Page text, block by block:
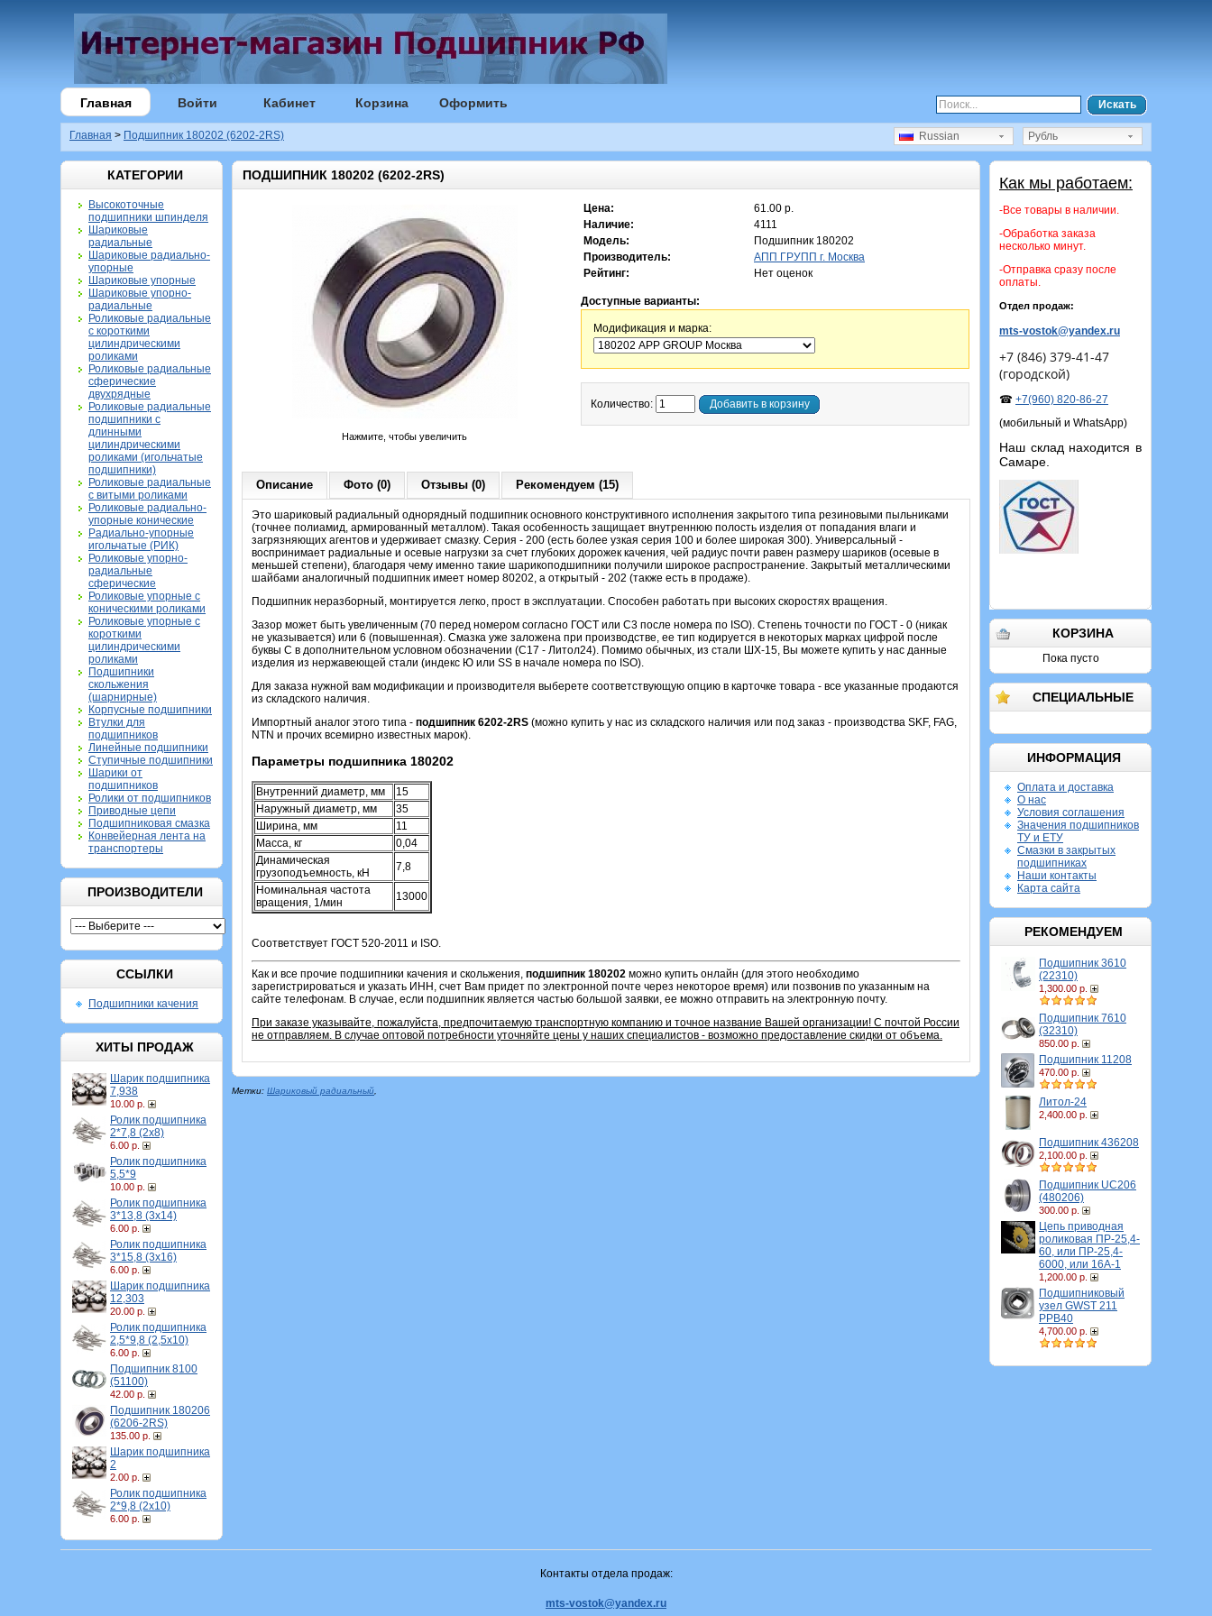
Главная Войти Кабинет Корзина Оформить Искать
Главная > Подшипник 180202 (6202-2RS) Рубль
Russian
КАТЕГОРИИ
Высокоточные
подшипники шпинделя
Шариковые
радиальные
Шариковые радиально-
упорные
Шариковые упорные
Шариковые упорно-
радиальные
Роликовые радиальные
с короткими
цилиндрическими
роликами
Роликовые радиальные
сферические
двухрядные
Роликовые радиальные
подшипники с
длинными
цилиндрическими
роликами (игольчатые
подшипники)
Роликовые радиальные
с витыми роликами
Роликовые радиально-
упорные конические
Радиально-упорные
игольчатые (РИК)
Роликовые упорно-
радиальные
сферические
Роликовые упорные с
коническими роликами
Роликовые упорные с
короткими
цилиндрическими
роликами
Подшипники
скольжения
(шарнирные)
Корпусные подшипники
Втулки для
подшипников
Линейные подшипники
Ступичные подшипники
Шарики от
подшипников
Ролики от подшипников
Приводные цепи
Подшипниковая смазка
Конвейерная лента на
транспортеры
ПРОИЗВОДИТЕЛИ
ССЫЛКИ
Подшипники качения
ХИТЫ ПРОДАЖ
Шарик подшипника
7,938
10.00 р.
Ролик подшипника
2*7,8 (2х8)
6.00 р.
Ролик подшипника
5,5*9
10.00 р.
Ролик подшипника
3*13,8 (3х14)
6.00 р.
Ролик подшипника
3*15,8 (3х16)
6.00 р.
Шарик подшипника
12,303
20.00 р.
Ролик подшипника
2,5*9,8 (2,5х10)
6.00 р.
Подшипник 8100
(51100)
42.00 р.
Подшипник 180206
(6206-2RS)
135.00 р.
Шарик подшипника
2
2.00 р.
Ролик подшипника
2*9,8 (2х10)
6.00 р.
Как мы работаем:
-Все товары в наличии.
-Обработка заказа
несколько минут.
-Отправка сразу после
оплаты.
Отдел продаж:
mts-vostok@yandex.ru
+7 (846) 379-41-47
(городской)
☎ +7(960) 820-86-27
(мобильный и WhatsApp)
Наш склад находится в
Самаре.
КОРЗИНА
Пока пусто
СПЕЦИАЛЬНЫЕ
ИНФОРМАЦИЯ
Оплата и доставка
О нас
Условия соглашения
Значения подшипников
ТУ и ЕТУ
Смазки в закрытых
подшипниках
Наши контакты
Карта сайта
РЕКОМЕНДУЕМ
Подшипник 3610
(22310)
1,300.00 р.
Подшипник 7610
(32310)
850.00 р.
Подшипник 11208
470.00 р.
Литол-24
2,400.00 р.
Подшипник 436208
2,100.00 р.
Подшипник UC206
(480206)
300.00 р.
Цепь приводная
роликовая ПР-25,4-
60, или ПР-25,4-
6000, или 16A-1
1,200.00 р.
Подшипниковый
узел GWST 211
PPB40
4,700.00 р.
ПОДШИПНИК 180202 (6202-2RS)
Нажмите, чтобы увеличить
Цена:
61.00 р.
Наличие:
4111
Модель:
Подшипник 180202
Производитель:
АПП ГРУПП г. Москва
Рейтинг:
Нет оценок
Доступные варианты:
Модификация и марка:
Количество: Добавить в корзину
Описание Фото (0) Отзывы (0) Рекомендуем (15)
Это шариковый радиальный однорядный подшипник основного конструктивного исполнения закрытого типа резиновыми пыльниками
(точнее полиамид, армированный металлом). Такая особенность защищает внутреннюю полость изделия от попадания влаги и
загрязняющих агентов и удерживает смазку. Серия - 200 (есть более узкая серия 100 и более широкая 300). Универсальный -
воспринимает радиальные и осевые нагрузки за счет глубоких дорожек качения, чей радиус почти равен размеру шариков (осевые в
меньшей степени), благодаря чему именно такие шарикоподшипники получили широкое распространение. Закрытый металлическими
шайбами аналогичный подшипник имеет номер 80202, а открытый - 202 (также есть в продаже).
Подшипник неразборный, монтируется легко, прост в эксплуатации. Способен работать при высоких скоростях вращения.
Зазор может быть увеличенным (70 перед номером согласно ГОСТ или C3 после номера по ISO). Степень точности по ГОСТ - 0 (никак
не указывается) или 6 (повышенная). Смазка уже заложена при производстве, ее тип кодируется в некоторых марках цифрой после
буквы С в дополнительном условном обозначении (С17 - Литол24). Помимо обычных, из стали ШХ-15, Вы можете купить у нас данные
изделия из нержавеющей стали (индекс Ю или SS в начале номера по ISO).
Для заказа нужной вам модификации и производителя выберете соответствующую опцию в карточке товара - все указанные продаются
из складского наличия.
Импортный аналог этого типа - подшипник 6202-2RS (можно купить у нас из складского наличия или под заказ - производства SKF, FAG,
NTN и прочих всемирно известных марок).
Параметры подшипника 180202
Внутренний диаметр, мм
15
Наружный диаметр, мм
35
Ширина, мм
11
Масса, кг
0,04
Динамическая
грузоподъемность, кН
7,8
Номинальная частота
вращения, 1/мин
13000
Соответствует ГОСТ 520-2011 и ISO.
Как и все прочие подшипники качения и скольжения, подшипник 180202 можно купить онлайн (для этого необходимо
зарегистрироваться и указать ИНН, счет Вам придет по электронной почте через некоторое время) или позвонив по указанным на
сайте телефонам. В случае, если подшипник является частью большой заявки, ее можно отправить на электронную почту.
При заказе указывайте, пожалуйста, предпочитаемую транспортную компанию и точное название Вашей организации! С почтой России
не отправляем. В случае оптовой потребности уточняйте цены у наших специалистов - возможно предоставление скидки от объема.
Метки: Шариковый радиальный
Контакты отдела продаж:
mts-vostok@yandex.ru